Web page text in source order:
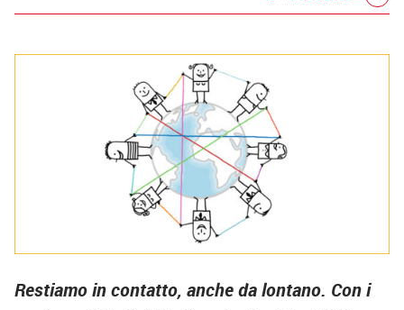
Restiamo in contatto, anche da lontano. Con i